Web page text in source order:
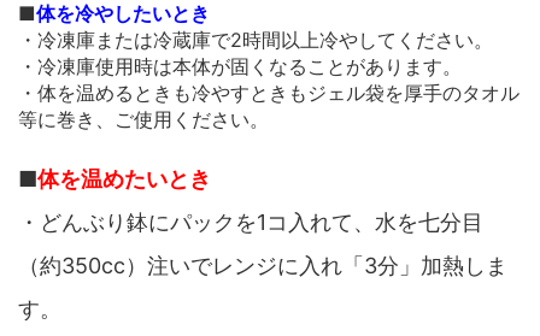
■体を冷やしたいとき
・冷凍庫または冷蔵庫で2時間以上冷やしてください。
・冷凍庫使用時は本体が固くなることがあります。
・体を温めるときも冷やすときもジェル袋を厚手のタオル
等に巻き、ご使用ください。
■体を温めたいとき
・どんぶり鉢にパックを1コ入れて、水を七分目
（約350cc）注いでレンジに入れ「3分」加熱しま
す。